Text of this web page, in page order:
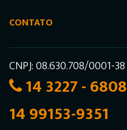
CONTATO
CNPJ: 08.630.708/0001-38
14 3227 - 6808
14 99153-9351